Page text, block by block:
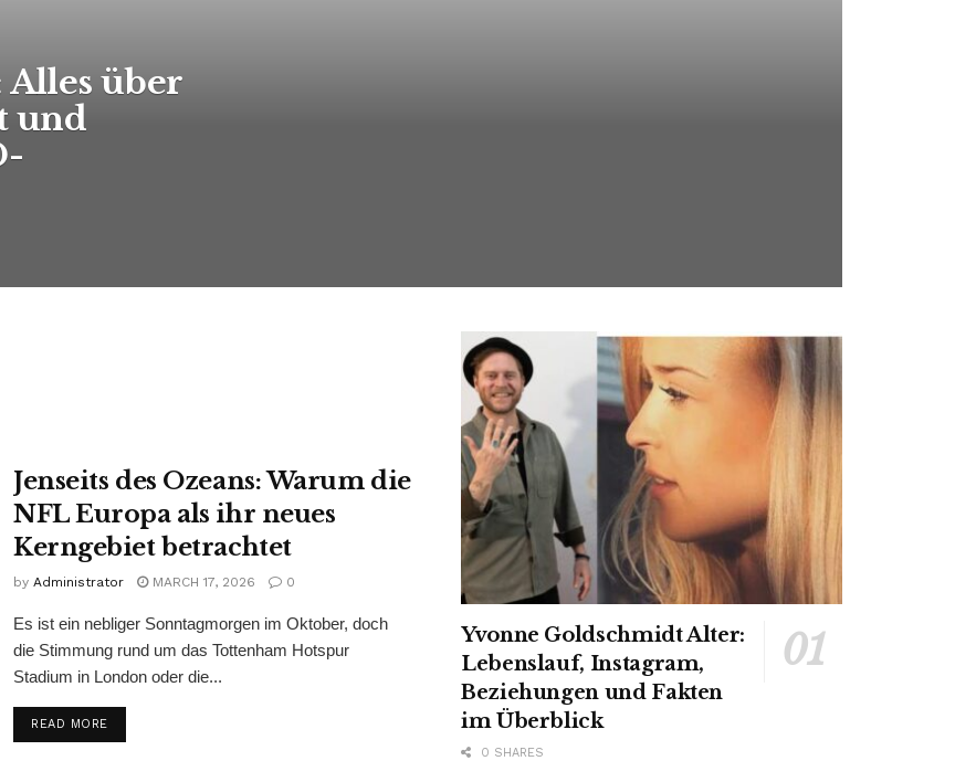
Alles über
und
Jenseits des Ozeans: Warum die
NFL Europa als ihr neues
Kerngebiet betrachtet
by Administrator MARCH 17, 2026 0
Es ist ein nebliger Sonntagmorgen im Oktober, doch
die Stimmung rund um das Tottenham Hotspur
Stadium in London oder die...
READ MORE
Yvonne Goldschmidt Alter:
Lebenslauf, Instagram,
Beziehungen und Fakten
im Überblick
0 SHARES